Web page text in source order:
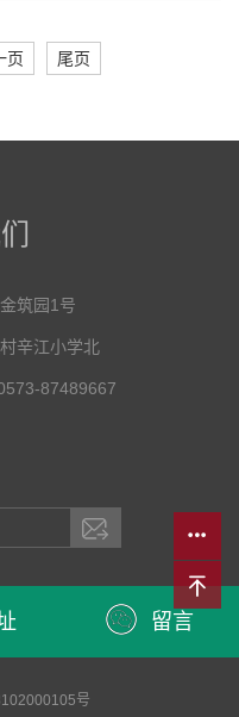
页 尾页
筑园1号
辛江小学北
87489667
号
留言